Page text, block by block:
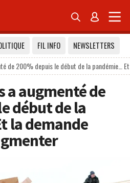
 
FIL INFO
NEWSLETTERS
de 200% depuis le début de la pandémie…
a augmenté de
début de la
la demande